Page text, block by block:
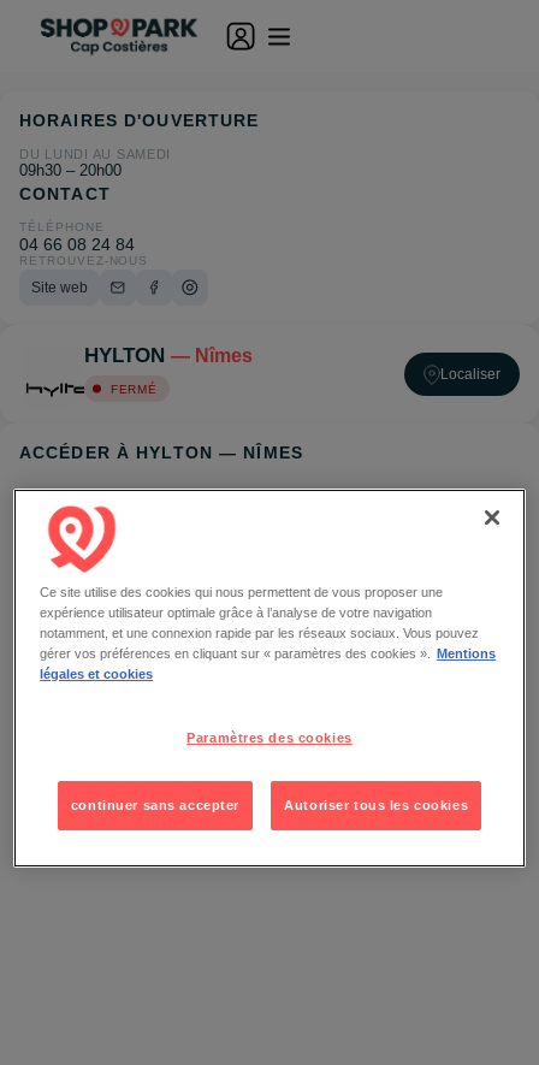
HYLTON — Nîmes
FERMÉ
Localiser
ACCÉDER À HYLTON — NÎMES
HORAIRES D'OUVERTURE
DU LUNDI AU SAMEDI
09h30 – 20h00
CONTACT
TÉLÉPHONE
04 66 08 24 84
RETROUVEZ-NOUS
Site web
Ce site utilise des cookies qui nous permettent de vous proposer une
expérience utilisateur optimale grâce à l’analyse de votre navigation
notamment, et une connexion rapide par les réseaux sociaux. Vous pouvez
gérer vos préférences en cliquant sur « paramètres des cookies ».
Mentions
légales et cookies
Paramètres des cookies
continuer sans accepter Autoriser tous les cookies